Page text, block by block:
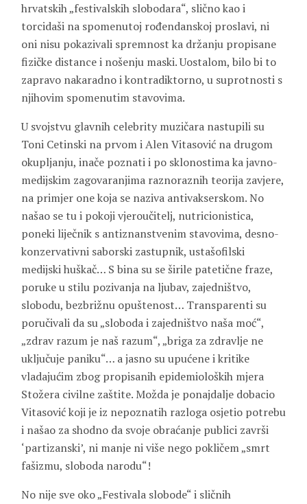
hrvatskih „festivalskih slobodara“, slično kao i
torcidaši na spomenutoj rođendanskoj proslavi, ni
oni nisu pokazivali spremnost ka držanju propisane
fizičke distance i nošenju maski. Uostalom, bilo bi to
zapravo nakaradno i kontradiktorno, u suprotnosti s
njihovim spomenutim stavovima.
U svojstvu glavnih celebrity muzičara nastupili su
Toni Cetinski na prvom i Alen Vitasović na drugom
okupljanju, inače poznati i po sklonostima ka javno-
medijskim zagovaranjima raznoraznih teorija zavjere,
na primjer one koja se naziva antivakserskom. No
našao se tu i pokoji vjeroučitelj, nutricionistica,
poneki liječnik s antiznanstvenim stavovima, desno-
konzervativni saborski zastupnik, ustašofilski
medijski huškač… S bina su se širile patetične fraze,
poruke u stilu pozivanja na ljubav, zajedništvo,
slobodu, bezbrižnu opuštenost… Transparenti su
poručivali da su „sloboda i zajedništvo naša moć“,
„zdrav razum je naš razum“, „briga za zdravlje ne
uključuje paniku“… a jasno su upućene i kritike
vladajućim zbog propisanih epidemioloških mjera
Stožera civilne zaštite. Možda je ponajdalje dobacio
Vitasović koji je iz nepoznatih razloga osjetio potrebu
i našao za shodno da svoje obraćanje publici završi
‘partizanski’, ni manje ni više nego pokličem „smrt
fašizmu, sloboda narodu“!
No nije sve oko „Festivala slobode“ i sličnih